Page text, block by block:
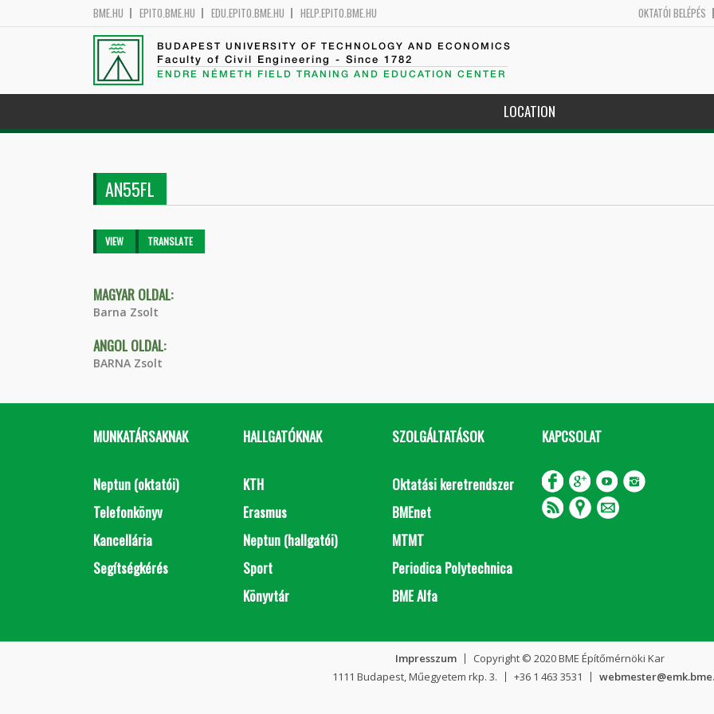
BME.HU EPITO.BME.HU EDU.EPITO.BME.HU HELP.EPITO.BME.HU OKTATÓI BELÉPÉS
BUDAPEST UNIVERSITY OF TECHNOLOGY AND ECONOMICS
Faculty of Civil Engineering - Since 1782
ENDRE NÉMETH FIELD TRANING AND EDUCATION CENTER
LOCATION
AN55FL
Primary tabs
VIEW (ACTIVETRANSLATE
MAGYAR OLDAL:
Barna Zsolt
ANGOL OLDAL:
BARNA Zsolt
MUNKATÁRSAKNAK
Neptun (oktatói)
Telefonkönyv
Kancellária
Segítségkérés
HALLGATÓKNAK
KTH
Erasmus
Neptun (hallgatói)
Sport
Könyvtár
SZOLGÁLTATÁSOK
Oktatási keretrendszer
BMEnet
MTMT
Periodica Polytechnica
BME Alfa
KAPCSOLAT
Impresszum
Copyright © 2020 BME Építőmérnöki Kar
1111 Budapest, Műegyetem rkp. 3.
+36 1 463 3531